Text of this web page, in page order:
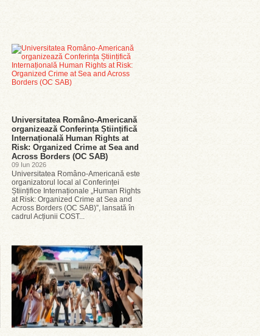
Universitatea Româno-Americană
organizează Conferința Științifică
Internațională Human Rights at
Risk: Organized Crime at Sea and
Across Borders (OC SAB)
09 Iun 2026
Universitatea Româno-Americană este
organizatorul local al Conferinței
Științifice Internaționale „Human Rights
at Risk: Organized Crime at Sea and
Across Borders (OC SAB)”, lansată în
cadrul Acțiunii COST...